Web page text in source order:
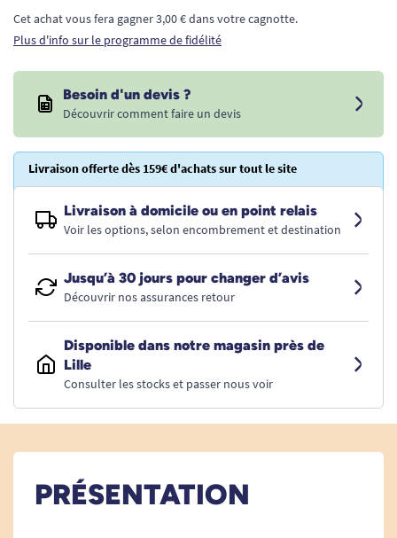
Cet achat vous fera gagner 3,00 € dans votre cagnotte.
Plus d'info sur le programme de fidélité
Besoin d'un devis ?
Découvrir comment faire un devis
Livraison offerte dès 159€ d'achats sur tout le site
Livraison à domicile ou en point relais
Voir les options, selon encombrement et destination
Jusqu’à 30 jours pour changer d’avis
Découvrir nos assurances retour
Disponible dans notre magasin près de
Lille
Consulter les stocks et passer nous voir
PRÉSENTATION